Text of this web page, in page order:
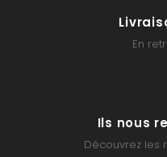
En
Ils nous
Découvrez les